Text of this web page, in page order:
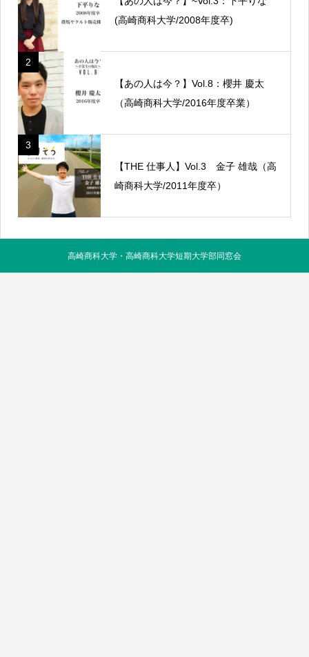
(高崎商科大学/2008年度卒)
2
【あの人は今？】Vol.8：櫻井 慶太
（高崎商科大学/2016年度卒業）
3
【THE 仕事人】Vol.3 金子 雄哉（高
崎商科大学/2011年度卒）
高崎商科大学・高崎商科大学短期大学部同窓会